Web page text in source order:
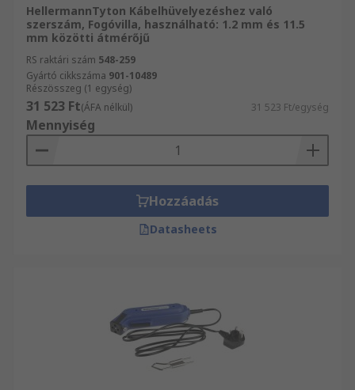
HellermannTyton Kábelhüvelyezéshez való
szerszám, Fogóvilla, használható: 1.2 mm és 11.5
mm közötti átmérőjű
RS raktári szám 548-259
Gyártó cikkszáma 901-10489
Részösszeg (1 egység)
31 523 Ft(ÁFA nélkül) 31 523 Ft/egység
Mennyiség
Hozzáadás
Datasheets